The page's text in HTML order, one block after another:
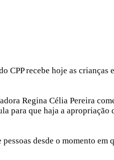
CPP recebe hoje as
Regina Célia Pereira
para que haja a
desde o momento